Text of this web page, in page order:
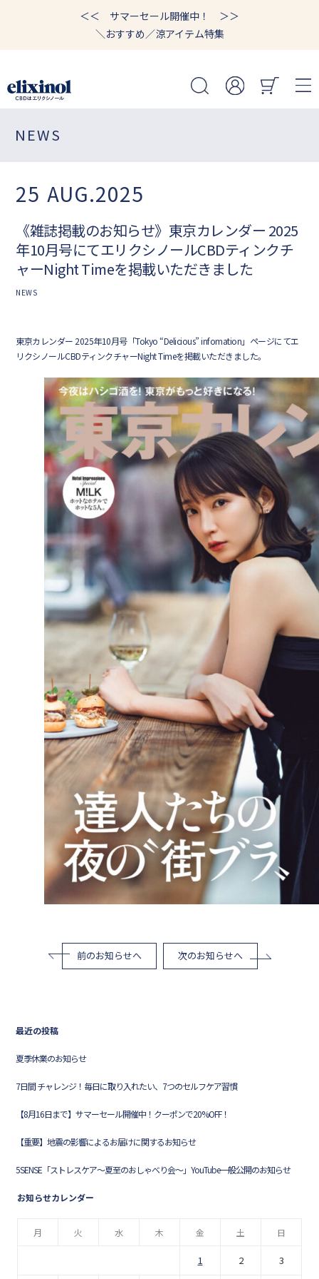
＜＜ サマーセール開催中！ ＞＞
＼おすすめ／涼アイテム特集
NEWS
25 AUG.2025
《雑誌掲載のお知らせ》東京カレンダー 2025
年10月号にてエリクシノールCBDティンクチ
ャーNight Timeを掲載いただきました
NEWS
東京カレンダー 2025年10月号「Tokyo “Delicious” infomation」ページにてエ
リクシノールCBDティンクチャーNight Timeを掲載いただきました。
前のお知らせへ 次のお知らせへ
最近の投稿
夏季休業のお知らせ
7日間 チャレンジ！毎日に取り入れたい、7つのセルフケア習慣
【8月16日まで】サマーセール開催中！クーポンで20%OFF！
【重要】地震の影響によるお届けに関するお知らせ
5SENSE「ストレスケア〜夏至のおしゃべり会〜」YouTube一般公開のお知らせ
お知らせカレンダー
月 火 水 木 金 土 日
1 2 3